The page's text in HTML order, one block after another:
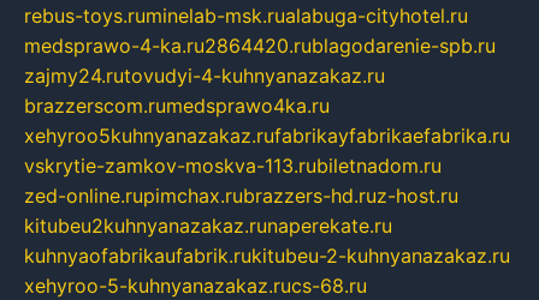
rebus-toys.ruminelab-msk.rualabuga-cityhotel.ru
medsprawo-4-ka.ru2864420.rublagodarenie-spb.ru
zajmy24.rutovudyi-4-kuhnyanazakaz.ru
brazzerscom.rumedsprawo4ka.ru
xehyroo5kuhnyanazakaz.rufabrikayfabrikaefabrika.ru
vskrytie-zamkov-moskva-113.rubiletnadom.ru
zed-online.rupimchax.rubrazzers-hd.ruz-host.ru
kitubeu2kuhnyanazakaz.runaperekate.ru
kuhnyaofabrikaufabrik.rukitubeu-2-kuhnyanazakaz.ru
xehyroo-5-kuhnyanazakaz.rucs-68.ru